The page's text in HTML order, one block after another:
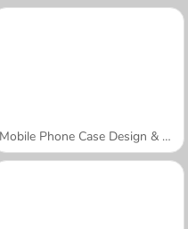
Mobile Phone Case Design & DIY